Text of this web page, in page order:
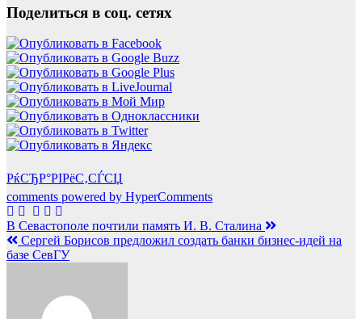
Поделиться в соц. сетях
РќСЂР°РІРёС‚СЃСЏ
comments powered by HyperComments
Навигация
по
В Севастополе почтили память И. В. Сталина
Сергей Борисов предложил создать банки бизнес-идей на
базе СевГУ